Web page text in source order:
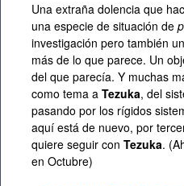
Una extraña dolencia que
una especie de situación de
investigación pero también
más de lo que parece. Un
del que parecía. Y muchas
como tema a Tezuka, del
pasando por los rígidos
aquí está de nuevo, por
quiere seguir con Tezuka.
en Octubre)